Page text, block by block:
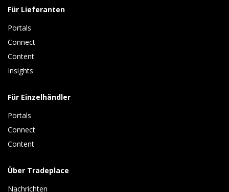
Für Lieferanten
Portals
Connect
Content
Insights
Für Einzelhändler
Portals
Connect
Content
Über Tradeplace
Nachrichten